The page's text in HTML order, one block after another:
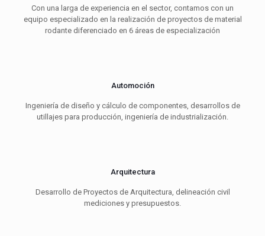
Con una larga de experiencia en el sector, contamos con un
equipo especializado en la realización de proyectos de material
rodante diferenciado en 6 áreas de especialización
Automoción
Ingeniería de diseño y cálculo de componentes, desarrollos de
utillajes para producción, ingeniería de industrialización.
Arquitectura
Desarrollo de Proyectos de Arquitectura, delineación civil
mediciones y presupuestos.